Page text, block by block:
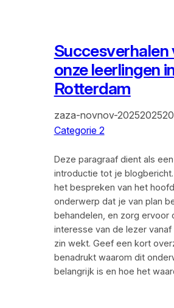
Succesverhalen
onze leerlingen
Rotterdam
zaza-novnov-
Categorie 2
Deze paragraaf dient als een
introductie tot je
het bespreken van het
onderwerp dat je van plan
behandelen, en zorg ervoor
interesse van de lezer
zin wekt. Geef een kort
benadrukt waarom dit
belangrijk is en hoe het